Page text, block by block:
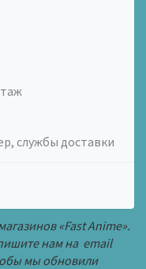
службы доставки
«Fast Anime».
нам на email
мы обновили